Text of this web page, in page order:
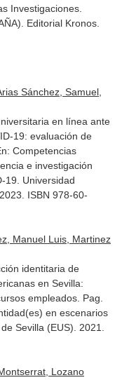
Investigaciones.
Editorial Kronos.
Sánchez, Samuel,
en línea ante
19: evaluación de
Competencias
e investigación
19 . Universidad
ISBN 978-60-
Manuel Luis, Martinez
identitaria de
en Sevilla:
empleados. Pag.
en escenarios
Sevilla (EUS). 2021.
Lozano